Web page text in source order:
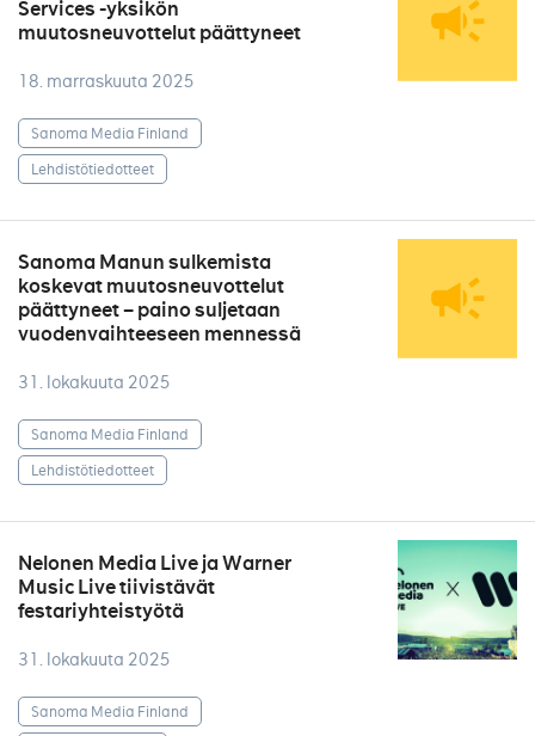
Services -yksikön
muutosneuvottelut päättyneet
18. marraskuuta 2025
Sanoma Media Finland
Lehdistötiedotteet
Sanoma Manun sulkemista
koskevat muutosneuvottelut
päättyneet – paino suljetaan
vuodenvaihteeseen mennessä
31. lokakuuta 2025
Sanoma Media Finland
Lehdistötiedotteet
Nelonen Media Live ja Warner
Music Live tiivistävät
festariyhteistyötä
31. lokakuuta 2025
Sanoma Media Finland